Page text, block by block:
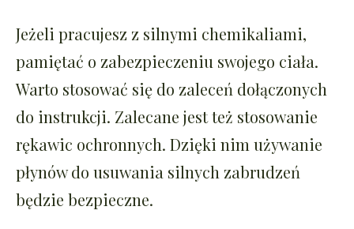
Jeżeli pracujesz z silnymi chemikaliami,
pamiętać o zabezpieczeniu swojego ciała.
Warto stosować się do zaleceń dołączonych
do instrukcji. Zalecane jest też stosowanie
rękawic ochronnych. Dzięki nim używanie
płynów do usuwania silnych zabrudzeń
będzie bezpieczne.